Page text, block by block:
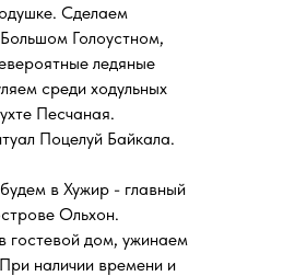
Сделаем
Голоустном,
ледяные
среди ходульных
Песчаная.
Поцелуй Байкала.
в Хужир - главный
Ольхон.
гостевой дом, ужинаем
наличии времени и